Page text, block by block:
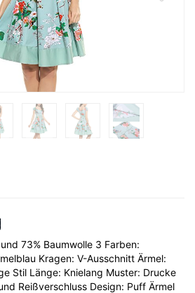
73% Baumwolle 3 Farben:
Kragen: V-Ausschnitt Ärmel:
Stil Länge: Knielang Muster: Drucke
Reißverschluss Design: Puff Ärmel